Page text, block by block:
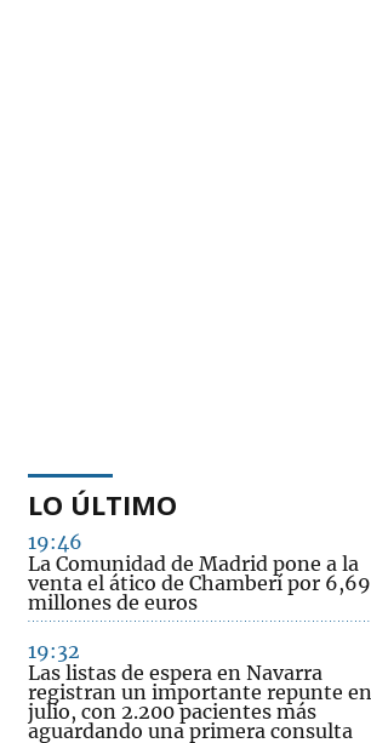
LO ÚLTIMO
19:46
La Comunidad de Madrid pone a la
venta el ático de Chamberí por 6,69
millones de euros
19:32
Las listas de espera en Navarra
registran un importante repunte en
julio, con 2.200 pacientes más
aguardando una primera consulta